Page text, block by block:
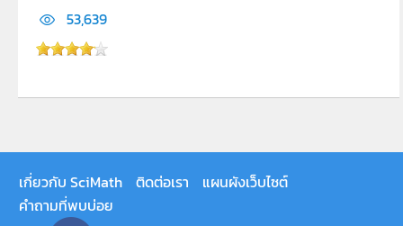
53,639
เกี่ยวกับ SciMath ติดต่อเรา
แผนผังเว็บไซต์
คำถามที่พบบ่อย